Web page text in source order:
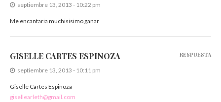
septiembre 13, 2013 - 10:22 pm
Me encantaria muchisisimo ganar
GISELLE CARTES ESPINOZA
septiembre 13, 2013 - 10:11 pm
Giselle Cartes Espinoza
gisellearleth@gmail.com
RESPUESTA